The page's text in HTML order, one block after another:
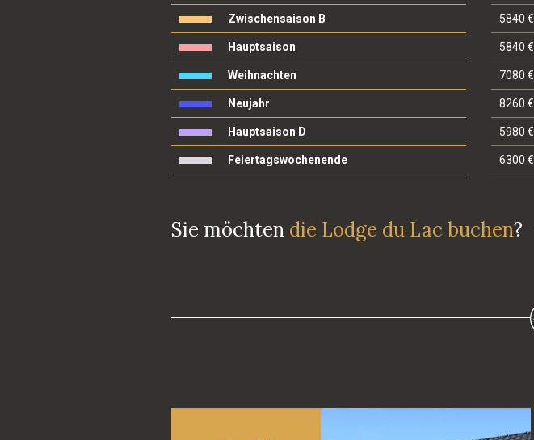
Zwischensaison B
Hauptsaison
Weihnachten
Neujahr
Hauptsaison D
Feiertagswochenende
5840 €
5840 €
7080 €
8260 €
5980 €
6300 €
Sie möchten die Lodge du Lac buchen?